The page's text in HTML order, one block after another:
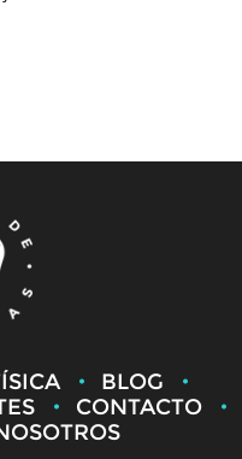
BLOG
CONTACTO